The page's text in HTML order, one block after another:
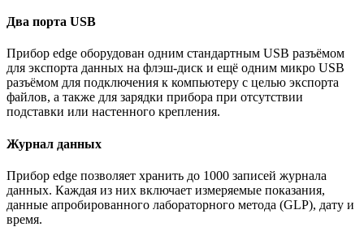
Два порта USB
Прибор edge оборудован одним стандартным USB разъёмом
для экспорта данных на флэш-диск и ещё одним микро USB
разъёмом для подключения к компьютеру с целью экспорта
файлов, а также для зарядки прибора при отсутствии
подставки или настенного крепления.
Журнал данных
Прибор edge позволяет хранить до 1000 записей журнала
данных. Каждая из них включает измеряемые показания,
данные апробированного лабораторного метода (GLP), дату и
время.